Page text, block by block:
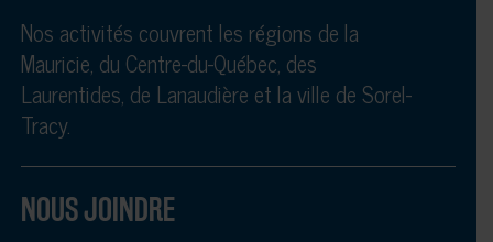
Nos activités couvrent les régions de la
Mauricie, du Centre-du-Québec, des
Laurentides, de Lanaudière et la ville de Sorel-
Tracy.
NOUS JOINDRE